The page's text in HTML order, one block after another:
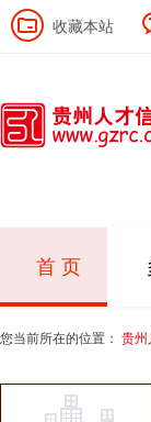
收藏本站
首 页
您当前所在的位置： 贵州